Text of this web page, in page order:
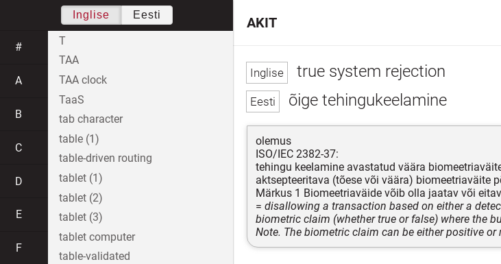
true system rejection
õige tehingukeelamine
olemus
ISO/IEC 2382-37:
tehingu keelamine avastatud väära
aktsepteeritava (tõese või väära) biomeetriaväite
Märkus 1 Biomeetriaväide võib olla jaatav või
= disallowing a transaction based on either a
biometric claim (whether true or false) where the
Note. The biometric claim can be either positive or
AKIT
Inglise Eesti
#
A
B
C
D
E
F
T
TAA
TAA clock
TaaS
tab character
table (1)
table-driven routing
tablet (1)
tablet (2)
tablet (3)
tablet computer
table-validated